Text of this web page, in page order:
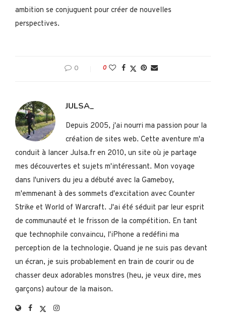
ambition se conjuguent pour créer de nouvelles
perspectives.
0 0
JULSA_
Depuis 2005, j'ai nourri ma passion pour la
création de sites web. Cette aventure m'a
conduit à lancer Julsa.fr en 2010, un site où je partage
mes découvertes et sujets m'intéressant. Mon voyage
dans l'univers du jeu a débuté avec la Gameboy,
m'emmenant à des sommets d'excitation avec Counter
Strike et World of Warcraft. J'ai été séduit par leur esprit
de communauté et le frisson de la compétition. En tant
que technophile convaincu, l'iPhone a redéfini ma
perception de la technologie. Quand je ne suis pas devant
un écran, je suis probablement en train de courir ou de
chasser deux adorables monstres (heu, je veux dire, mes
garçons) autour de la maison.